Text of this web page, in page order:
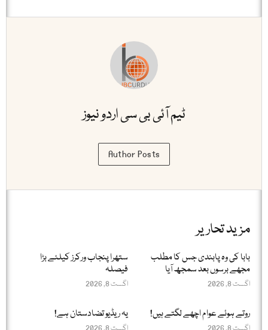
ٹیم آئی بی سی اردو نیوز
Author Posts
مزید تحاریر
بابا کی وہ پابندی جس کا مطلب
مجھے برسوں بعد سمجھ آیا
اگست 8, 2026
ستھرا پنجاب ورکرز کیلئے بڑا
فیصلہ
اگست 8, 2026
روتے ہوئے عوام اچھے لگتے ہیں! یہ ریڈیو تضادستان ہے!